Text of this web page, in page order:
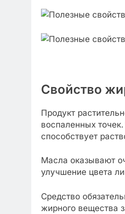
Свойство
Продукт
воспаленных
способствует
Масла оказывают
улучшение цвета
Средство
жирного вещества